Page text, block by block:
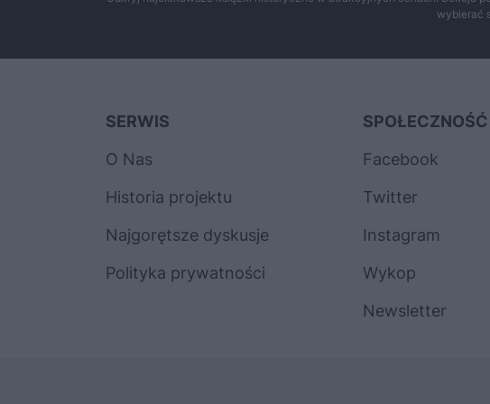
wybierać
SERWIS
O Nas
Historia projektu
Najgorętsze dyskusje
Polityka prywatności
SPOŁECZNOŚĆ
Facebook
Twitter
Instagram
Wykop
Newsletter